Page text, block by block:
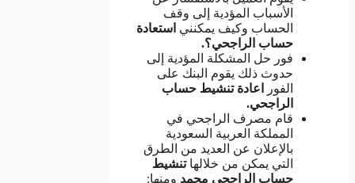
الأسباب المؤدية إلى وقف
الحساب وكيف يمكنني استعادة
حساب الراجحي؟.
فور حل المشكلة المؤدية إلى
حدوث ذلك يقوم البنك على
الفور
اعادة تنشيط حساب
الراجحي.
قام مصرف الراجحي في
المملكة العربية السعودية
بالإعلان عن العديد من الطرق
التي يمكن من خلالهاتنشيط
حساب الراجحي مجمد ومنها: